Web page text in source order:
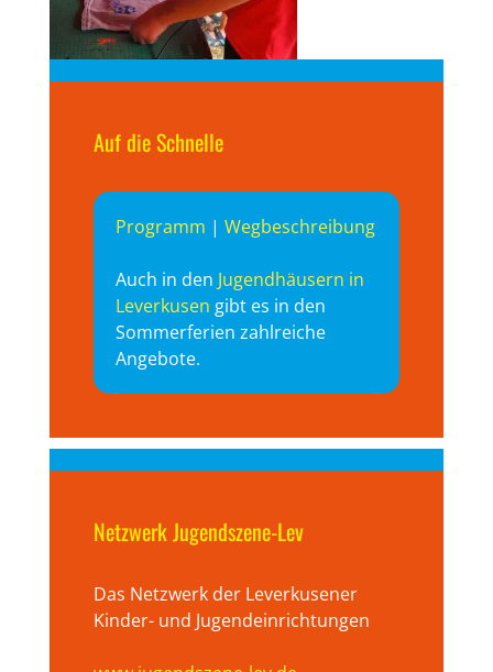
Auf die Schnelle
Programm | Wegbeschreibung
Auch in den Jugendhäusern in
Leverkusen gibt es in den
Sommerferien zahlreiche
Angebote.
Netzwerk Jugendszene-Lev
Das Netzwerk der Leverkusener
Kinder- und Jugendeinrichtungen